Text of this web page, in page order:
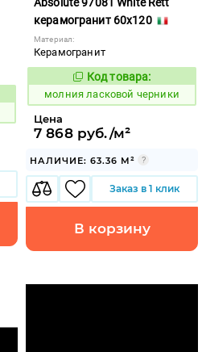
керамогранит 60x120
Материал:
Керамогранит
1005369
Код товара:
молния ласковой черники
Цена
7 868 руб./м²
НАЛИЧИЕ: 63.36 М²
Заказ в 1 клик
В корзину